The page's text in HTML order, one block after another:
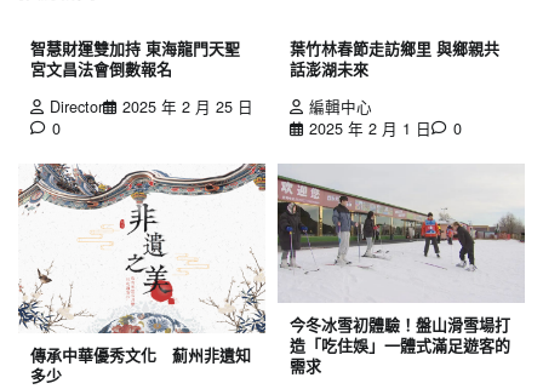
智慧財運雙加持 東海龍門天聖
宮文昌法會倒數報名
Director
2025 年 2 月 25 日
0
葉竹林春節走訪鄉里 與鄉親共
話澎湖未來
編輯中心
2025 年 2 月 1 日
0
傳承中華優秀文化 薊州非遺知
多少
今冬冰雪初體驗！盤山滑雪場打
造「吃住娛」一體式滿足遊客的
需求